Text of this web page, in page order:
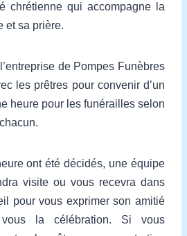
chrétienne qui accompagne la
et sa prière.
de Pompes Funèbres
les prêtres pour convenir d’un
heure pour les funérailles selon
ont été décidés, une équipe
visite ou vous recevra dans
pour vous exprimer son amitié
la célébration. Si vous